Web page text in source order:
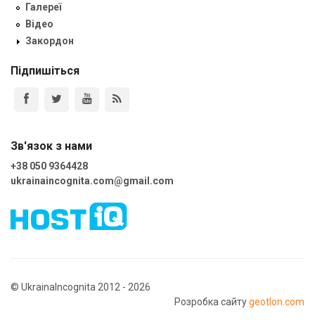
Галереї
Відео
Закордон
Підпишіться
Зв'язок з нами
+38 050 9364428
ukrainaincognita.com@gmail.com
© UkrainaIncognita 2012 - 2026
Розробка сайтуgeotlon.com